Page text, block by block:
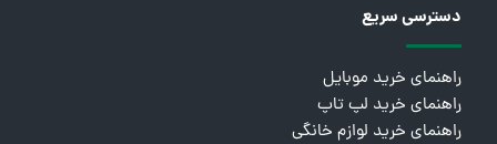
دسترسی سریع
راهنمای خرید موبایل
راهنمای خرید لپ تاپ
راهنمای خرید لوازم خانگی